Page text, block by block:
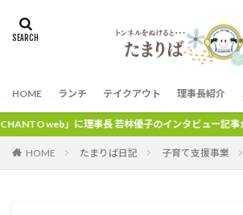
HOME ランチ テイクアウト 理事長紹介
林優子のインタビュー記事が掲載されました。ぜ
HOME たまりば日記 子育て支援事業